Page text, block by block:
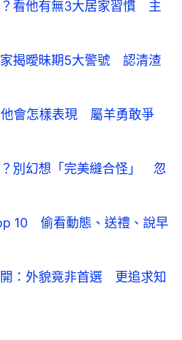
看他有無3大居家習慣 主
揭曖昧期5大警號 認清渣
他會怎樣表現 屬羊勇敢爭
別幻想「完美縫合怪」 忽
10 偷看動態、送禮、說早
：外貌竟非首選 更追求知